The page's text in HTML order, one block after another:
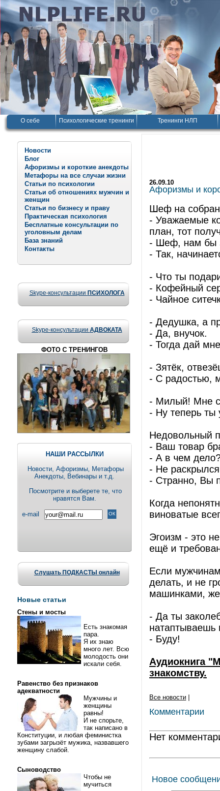
О себе Психологические тренинги Тренинги НЛП
Новости
Блог
Афоризмы и короткие анекдоты
Метафоры на все случаи жизни
Статьи по психологии
Статьи об отношениях мужчин и
женщин
Статьи по бизнесу и праву
Практическая психология
Бесплатные консультации по
уголовным делам
База знаний
Контакты
Skype-консультации ПСИХОЛОГА
Skype-консультации АДВОКАТА
ФОТО С ТРЕНИНГОВ
НАШИ РАССЫЛКИ
Новости, Aфоризмы, Метафоры
Анекдоты, Вебинары и т.д.
Посмотрите и выберете те, что
нравятся Вам.
e-mail
Слушать ПОДКАСТЫ онлайн
Новые статьи
Стены и мосты
Есть знакомая
пара.
Я их знаю
много лет. Всю
молодость они
искали себя.
Равенство без признаков
адекватности
Мужчины и
женщины
равны!
И не спорьте,
так написано в
Конституции, и любая феминистка
зубами загрызёт мужика, назвавшего
женщину слабой.
Сыноводство
Чтобы не
мучиться
26.09.10
Афоризмы и
Шеф на
- Уважаемые
план, тот
- Шеф, нам бы
- Так,
- Что ты
- Кофейный
- Чайное
- Дедушка, а
- Да, внучок.
- Тогда дай
- Зятёк,
- С радостью,
- Милый! Мне
- Ну теперь ты
Недовольный
- Ваш товар
- А в чем
- Не
- Странно, Вы
Когда
виноватые
Эгоизм - это
ещё и
Если мужчинам
делать, и не
машинками,
- Да ты
натаптываешь
- Буду!
Аудиокнига
знакомству.
Все новости
Комментарии
Нет
Новое